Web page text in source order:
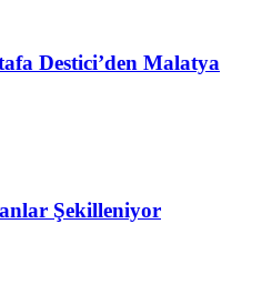
Destici’den Malatya
Şekilleniyor